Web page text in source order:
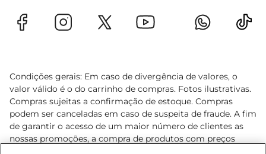
Condições gerais: Em caso de divergência de valores, o
valor válido é o do carrinho de compras. Fotos ilustrativas.
Compras sujeitas a confirmação de estoque. Compras
podem ser canceladas em caso de suspeita de fraude. A fim
de garantir o acesso de um maior número de clientes as
nossas promoções, a compra de produtos com preços